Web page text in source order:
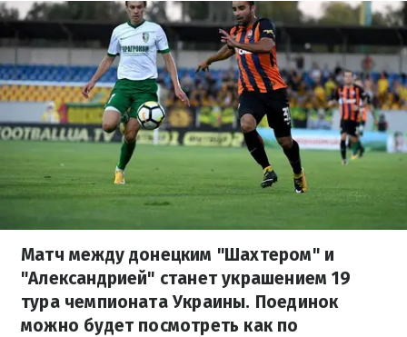
Матч между донецким "Шахтером" и
"Александрией" станет украшением 19
тура чемпионата Украины. Поединок
можно будет посмотреть как по